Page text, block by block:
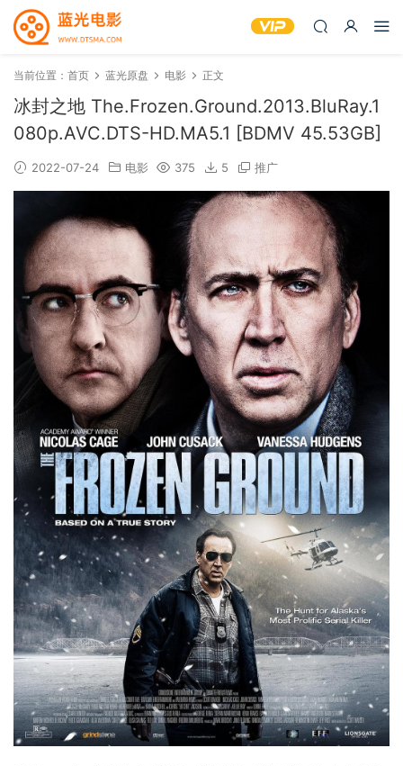
当前位置： 首页 蓝光原盘 电影 正文
冰封之地 The.Frozen.Ground.2013.BluRay.1
080p.AVC.DTS-HD.MA5.1 [BDMV 45.53GB]
2022-07-24 电影 375 5 推广